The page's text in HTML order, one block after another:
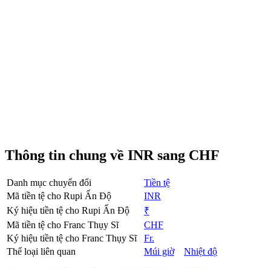
Thông tin chung về INR sang CHF
Danh mục chuyển đổi
Tiền tệ
Mã tiền tệ cho Rupi Ấn Độ
INR
Ký hiệu tiền tệ cho Rupi Ấn Độ
₹
Mã tiền tệ cho Franc Thụy Sĩ
CHF
Ký hiệu tiền tệ cho Franc Thụy Sĩ
Fr.
Thể loại liên quan
Múi giờ Nhiệt độ